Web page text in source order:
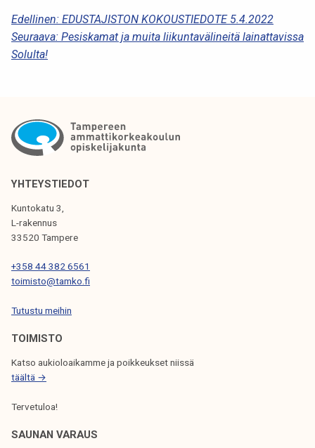
A
R
K
L
I
E
S
L
A
U
Edellinen: EDUSTAJISTON KOKOUSTIEDOTE 5.4.2022
Seuraava: Pesiskamat ja muita liikuntavälineitä lainattavissa
Solulta!
YHTEYSTIEDOT
Kuntokatu 3,
L-rakennus
33520 Tampere
+358 44 382 6561
toimisto@tamko.fi
Tutustu meihin
TOIMISTO
Katso aukioloaikamme ja poikkeukset niissä
täältä →
Tervetuloa!
SAUNAN VARAUS